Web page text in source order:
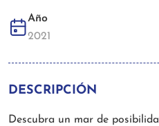
Año
2021
DESCRIPCIÓN
Descubra un mar de